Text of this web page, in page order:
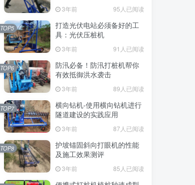
3年前 95人已阅读
打造光伏电站必须备好的工
具：光伏压桩机
3年前 91人已阅读
TOP5
防汛必备！防汛打桩机帮你
有效抵御洪水袭击
3年前 89人已阅读
TOP6
横向钻机-使用横向钻机进行
隧道建设的实践应用
3年前 87人已阅读
TOP7
护坡锚固斜向打眼机的性能
及施工效果测评
3年前 85人已阅读
TOP8